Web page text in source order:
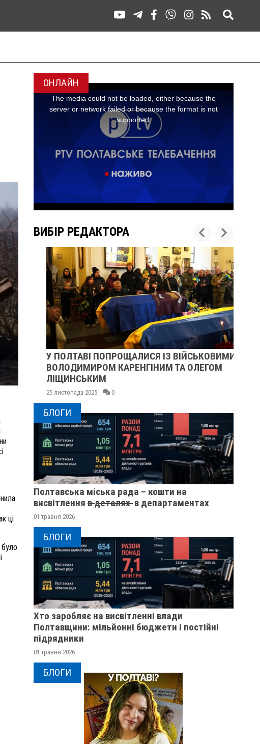
ці
було
ОНЛАЙН
ВИБІР РЕДАКТОРА
У ПОЛТАВІ ПОПРОЩАЛИСЯ ІЗ ВІЙСЬКОВИМИ
ВОЛОДИМИРОМ КАРЕНГІНИМ ТА ОЛЕГОМ
ЛІЩИНСЬКИМ
25 листопада 2025
БЛОГИ
Полтавська міська рада – кошти на
висвітлення в̶ ̶д̶е̶т̶а̶л̶я̶х̶ ̶ в департаментах
01 травня 2026
БЛОГИ
Хто заробляє на висвітленні влади
Полтавщини: мільйонні бюджети і постійні
підрядники
01 травня 2026
БЛОГИ